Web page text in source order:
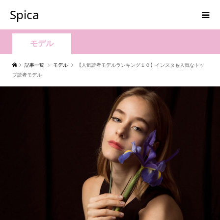
Spica
モデル
記事一覧 モデル
【人気読者モデルランキング１０】インスタも人気なトッ
プ読者モデル